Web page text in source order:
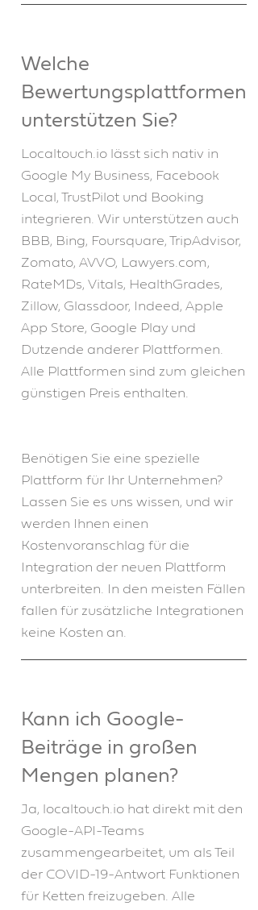
Welche
Bewertungsplattformen
unterstützen Sie?
Localtouch.io lässt sich nativ in
Google My Business, Facebook
Local, TrustPilot und Booking
integrieren. Wir unterstützen auch
BBB, Bing, Foursquare, TripAdvisor,
Zomato, AVVO, Lawyers.com,
RateMDs, Vitals, HealthGrades,
Zillow, Glassdoor, Indeed, Apple
App Store, Google Play und
Dutzende anderer Plattformen.
Alle Plattformen sind zum gleichen
günstigen Preis enthalten.
Benötigen Sie eine spezielle
Plattform für Ihr Unternehmen?
Lassen Sie es uns wissen, und wir
werden Ihnen einen
Kostenvoranschlag für die
Integration der neuen Plattform
unterbreiten. In den meisten Fällen
fallen für zusätzliche Integrationen
keine Kosten an.
Kann ich Google-
Beiträge in großen
Mengen planen?
Ja, localtouch.io hat direkt mit den
Google-API-Teams
zusammengearbeitet, um als Teil
der COVID-19-Antwort Funktionen
für Ketten freizugeben. Alle